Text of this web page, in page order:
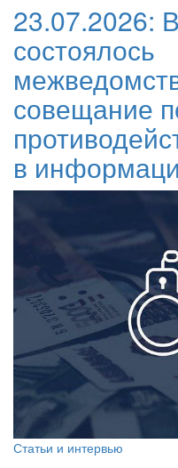
23.07.2026:
состоялось
совещание
в
Статьи и интервью